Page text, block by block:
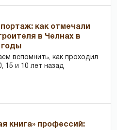
как отмечали
в Челнах в
годы
вспомнить, как проходил
15 и 10 лет назад
книга» профессий: